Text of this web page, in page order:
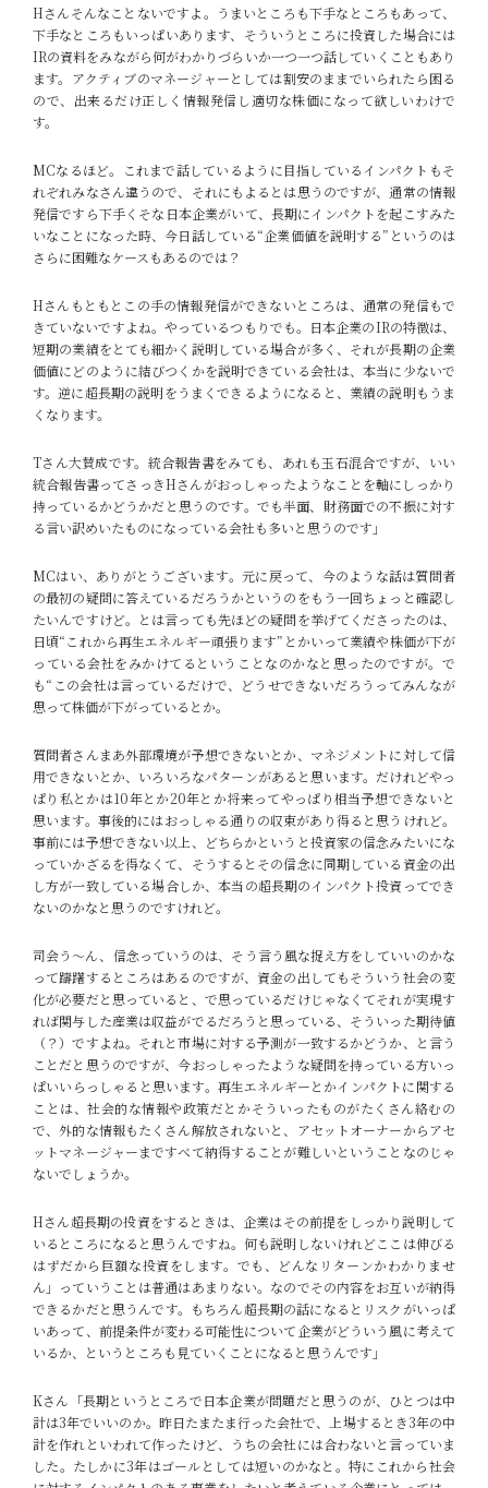
Hさんそんなことないですよ。うまいところも下手なところもあって、
下手なところもいっぱいあります、そういうところに投資した場合には
IRの資料をみながら何がわかりづらいか一つ一つ話していくこともあり
ます。アクティブのマネージャーとしては割安のままでいられたら困る
ので、出来るだけ正しく情報発信し適切な株価になって欲しいわけで
す。
MCなるほど。これまで話しているように目指しているインパクトもそ
れぞれみなさん違うので、それにもよるとは思うのですが、通常の情報
発信ですら下手くそな日本企業がいて、長期にインパクトを起こすみた
いなことになった時、今日話している“企業価値を説明する”というのは
さらに困難なケースもあるのでは？
Hさん もともとこの手の情報発信ができないところは、通常の発信もで
きていないですよね。やっているつもりでも。日本企業のIRの特徴は、
短期の業績をとても細かく説明している場合が多く、それが長期の企業
価値にどのように結びつくかを説明できている会社は、本当に少ないで
す。逆に超長期の説明をうまくできるようになると、業績の説明もうま
くなります。
Tさん大賛成です。統合報告書をみても、あれも玉石混合ですが、いい
統合報告書ってさっきHさんがおっしゃったようなことを軸にしっかり
持っているかどうかだと思うのです。でも半面、財務面での不振に対す
る言い訳めいたものになっている会社も多いと思うのです」
MCはい、ありがとうございます。元に戻って、今のような話は質問者
の最初の疑問に答えているだろうかというのをもう一回ちょっと確認し
たいんですけど。とは言っても先ほどの疑問を挙げてくださったのは、
日頃“これから再生エネルギー頑張ります”とかいって業績や株価が下が
っている会社をみかけてるということなのかなと思ったのですが。で
も“この会社は言っているだけで、どうせできないだろうってみんなが
思って株価が下がっているとか。
質問者さんまあ外部環境が予想できないとか、マネジメントに対して信
用できないとか、いろいろなパターンがあると思います。だけれどやっ
ぱり私とかは10年とか20年とか将来ってやっぱり相当予想できないと
思います。事後的にはおっしゃる通りの収束があり得ると思うけれど。
事前には予想できない以上、どちらかというと投資家の信念みたいにな
っていかざるを得なくて、そうするとその信念に同期している資金の出
し方が一致している場合しか、本当の超長期のインパクト投資ってでき
ないのかなと思うのですけれど。
司会う〜ん、信念っていうのは、そう言う風な捉え方をしていいのかな
って躊躇するところはあるのですが、資金の出してもそういう社会の変
化が必要だと思っていると、で思っているだけじゃなくてそれが実現す
れば関与した産業は収益がでるだろうと思っている、そういった期待値
（？）ですよね。それと市場に対する予測が一致するかどうか、と言う
ことだと思うのですが、今おっしゃったような疑問を持っている方いっ
ぱいいらっしゃると思います。再生エネルギーとかインパクトに関する
ことは、社会的な情報や政策だとかそういったものがたくさん絡むの
で、外的な情報もたくさん解放されないと、アセットオーナーからアセ
ットマネージャーまですべて納得することが難しいということなのじゃ
ないでしょうか。
Hさん超長期の投資をするときは、企業はその前提をしっかり説明して
いるところになると思うんですね。何も説明しないけれどここは伸びる
はずだから巨額な投資をします。でも、どんなリターンかわかりませ
ん」っていうことは普通はあまりない。なのでその内容をお互いが納得
できるかだと思うんです。もちろん超長期の話になるとリスクがいっぱ
いあって、前提条件が変わる可能性について企業がどういう風に考えて
いるか、というところも見ていくことになると思うんです」
Kさん 「長期というところで日本企業が問題だと思うのが、ひとつは中
計は3年でいいのか。昨日たまたま行った会社で、上場するとき3年の中
計を作れといわれて作ったけど、うちの会社には合わないと言っていま
した。たしかに3年はゴールとしては短いのかなと。 特にこれから社会